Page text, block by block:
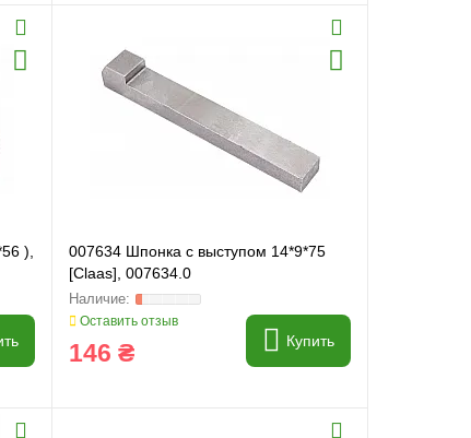
),
007634 Шпонка с выступом 14*9*75
[Claas], 007634.0
Оставить отзыв
146 ₴ Купить